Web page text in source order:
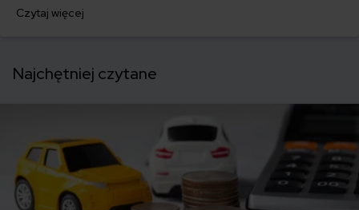
praworządnego obywatela do złamania przepisów.
Czytaj więcej
Najchętniej czytane